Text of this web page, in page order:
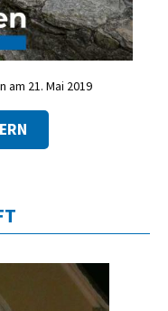
am 21. Mai 2019